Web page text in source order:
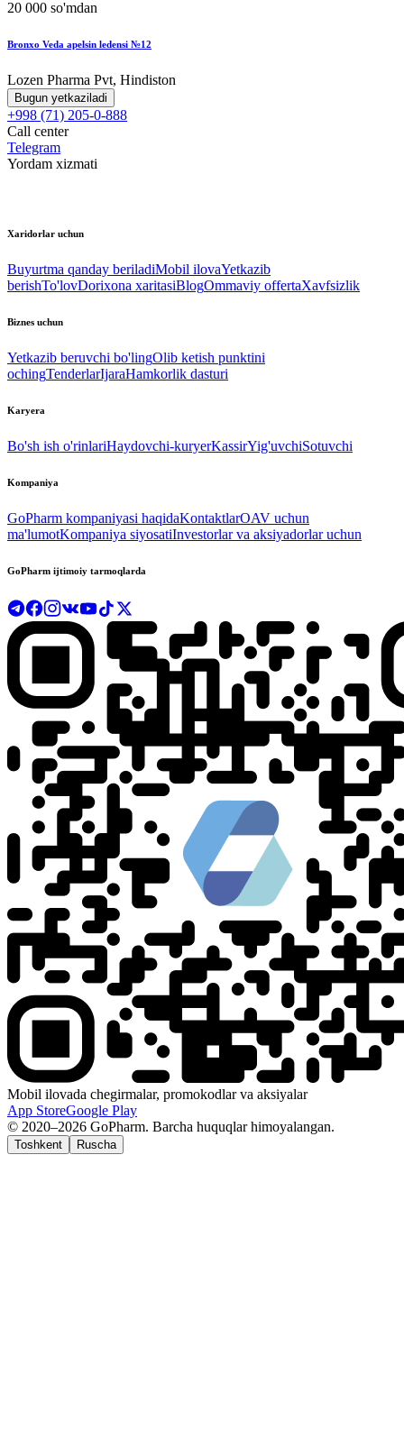
20 000 so'mdan
Bronxo Veda apelsin ledensi №12
Lozen Pharma Pvt, Hindiston
Bugun yetkaziladi
+998 (71) 205-0-888
Call center
Telegram
Yordam xizmati
Xaridorlar uchun
Buyurtma qanday beriladiMobil ilovaYetkazib
berishTo'lovDorixona xaritasiBlogOmmaviy offertaXavfsizlik
Biznes uchun
Yetkazib beruvchi bo'lingOlib ketish punktini
ochingTenderlarIjaraHamkorlik dasturi
Karyera
Bo'sh ish o'rinlariHaydovchi-kuryerKassirYig'uvchiSotuvchi
Kompaniya
GoPharm kompaniyasi haqidaKontaktlarOAV uchun
ma'lumotKompaniya siyosatiInvestorlar va aksiyadorlar uchun
GoPharm ijtimoiy tarmoqlarda
Mobil ilovada chegirmalar, promokodlar va aksiyalar
App StoreGoogle Play
© 2020–2026 GoPharm. Barcha huquqlar himoyalangan.
Toshkent Ruscha